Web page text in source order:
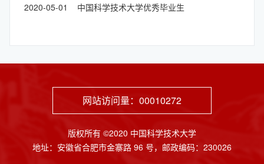
2020-05-01 中国科学技术大学优秀毕业生
网站访问量： 00010272
版权所有 ©2020 中国科学技术大学
地址：安徽省合肥市金寨路 96 号，邮政编码：230026